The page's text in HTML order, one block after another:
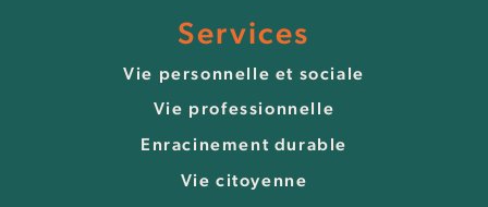
Services
Vie personnelle et sociale
Vie professionnelle
Enracinement durable
Vie citoyenne